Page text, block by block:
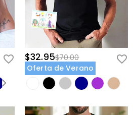
$32.95$70.00
Oferta de Verano